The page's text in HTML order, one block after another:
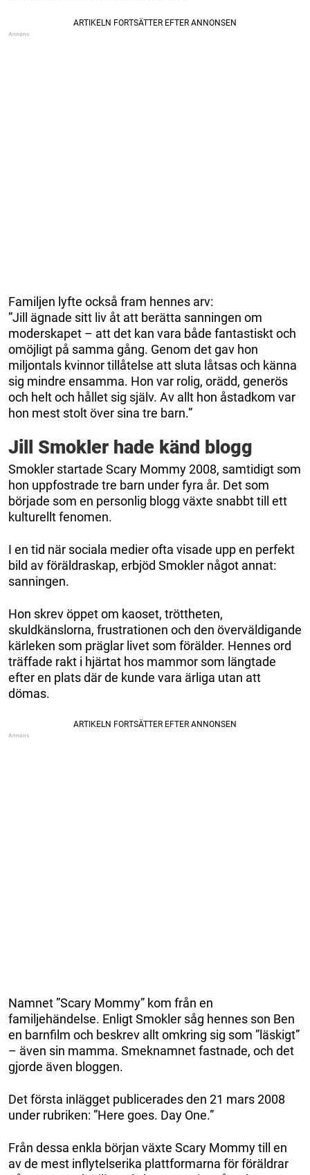
Familjen lyfte också fram hennes arv:
”Jill ägnade sitt liv åt att berätta sanningen om
moderskapet – att det kan vara både fantastiskt och
omöjligt på samma gång. Genom det gav hon
miljontals kvinnor tillåtelse att sluta låtsas och känna
sig mindre ensamma. Hon var rolig, orädd, generös
och helt och hållet sig själv. Av allt hon åstadkom var
hon mest stolt över sina tre barn.”
Jill Smokler hade känd blogg
Smokler startade Scary Mommy 2008, samtidigt som
hon uppfostrade tre barn under fyra år. Det som
började som en personlig blogg växte snabbt till ett
kulturellt fenomen.
I en tid när sociala medier ofta visade upp en perfekt
bild av föräldraskap, erbjöd Smokler något annat:
sanningen.
Hon skrev öppet om kaoset, tröttheten,
skuldkänslorna, frustrationen och den överväldigande
kärleken som präglar livet som förälder. Hennes ord
träffade rakt i hjärtat hos mammor som längtade
efter en plats där de kunde vara ärliga utan att
dömas.
Namnet ”Scary Mommy” kom från en
familjehändelse. Enligt Smokler såg hennes son Ben
en barnfilm och beskrev allt omkring sig som ”läskigt”
– även sin mamma. Smeknamnet fastnade, och det
gjorde även bloggen.
Det första inlägget publicerades den 21 mars 2008
under rubriken: ”Here goes. Day One.”
Från dessa enkla början växte Scary Mommy till en
av de mest inflytelserika plattformarna för föräldrar